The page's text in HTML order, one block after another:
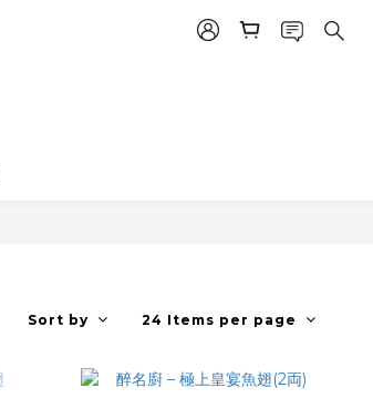
Sort by 24 Items per page